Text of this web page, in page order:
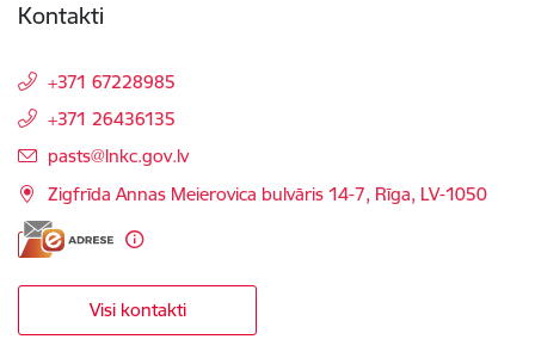
Kontakti
+371 67228985
+371 26436135
E-pasts:
pasts@lnkc.gov.lv
Zigfrīda Annas Meierovica bulvāris 14-7, Rīga, LV-1050
Visi kontakti